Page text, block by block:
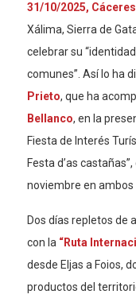
31/10/2025,
Xálima, Sierra de
celebrar su
comunes”. Así lo ha
Prieto, que ha
Bellanco, en la
Fiesta de Interés
Festa d’as
noviembre en ambos
Dos días repletos de
con la“Ruta
desde Eljas a Foios,
productos del